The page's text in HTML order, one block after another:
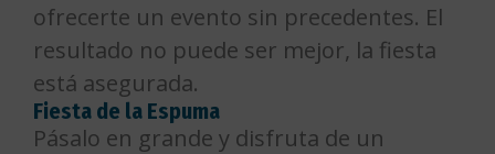
ofrecerte un evento sin precedentes. El
resultado no puede ser mejor, la fiesta
está asegurada.
Fiesta de la Espuma
Pásalo en grande y disfruta de un